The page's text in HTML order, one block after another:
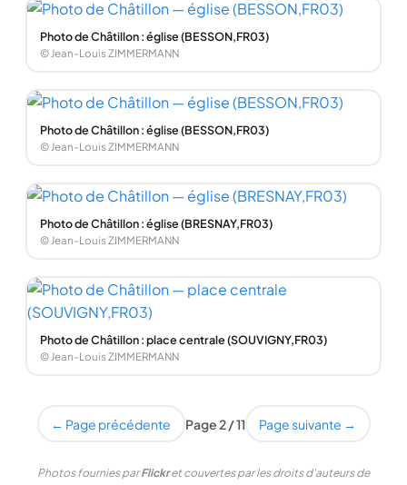
Photo de Châtillon : église (BESSON,FR03)
© Jean-Louis ZIMMERMANN
Photo de Châtillon : église (BESSON,FR03)
© Jean-Louis ZIMMERMANN
Photo de Châtillon : église (BRESNAY,FR03)
© Jean-Louis ZIMMERMANN
Photo de Châtillon : place centrale (SOUVIGNY,FR03)
© Jean-Louis ZIMMERMANN
← Page précédente Page 2 / 11 Page suivante →
Photos fournies parFlickret couvertes par les droits d'auteurs de